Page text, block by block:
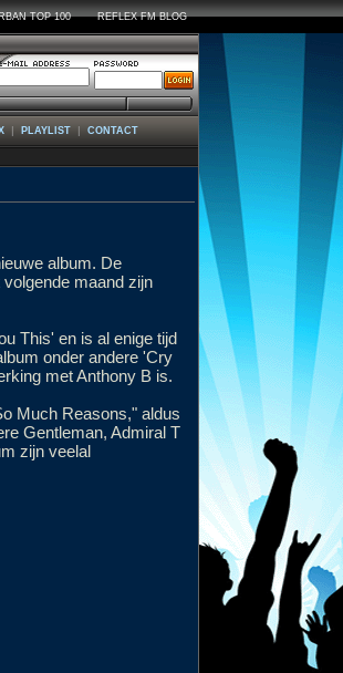
TOP 100 REFLEX FM BLOG
| PLAYLIST | CONTACT
album. De
maand zijn
This' en is al enige tijd
onder andere 'Cry
met Anthony B is.
Much Reasons," aldus
Gentleman, Admiral T
zijn veelal